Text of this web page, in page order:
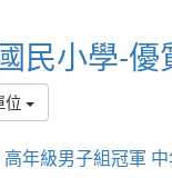
民小學-優
位
年級男子組冠軍